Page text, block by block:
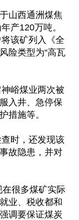
山西通洲煤焦
产120万吨。
该矿列入《全
险类型为“高瓦
峪煤业两次被
入井、急停保
措施等。
时，还发现该
故隐患，并对
在很多煤矿实际
业、税收都和
调要保证煤炭